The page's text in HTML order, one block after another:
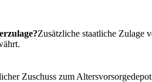
Zusätzliche staatliche Zulage
Zuschuss zum